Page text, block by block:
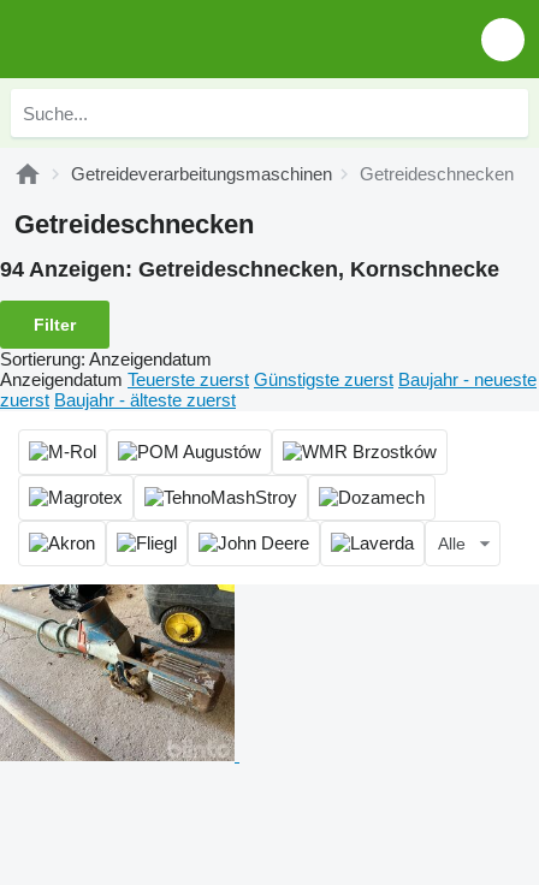
Getreideverarbeitungsmaschinen Getreideschnecken
Getreideschnecken
94 Anzeigen: Getreideschnecken, Kornschnecke
Filter
Sortierung: Anzeigendatum
Anzeigendatum Teuerste zuerst Günstigste zuerst Baujahr - neueste
zuerst Baujahr - älteste zuerst
Alle